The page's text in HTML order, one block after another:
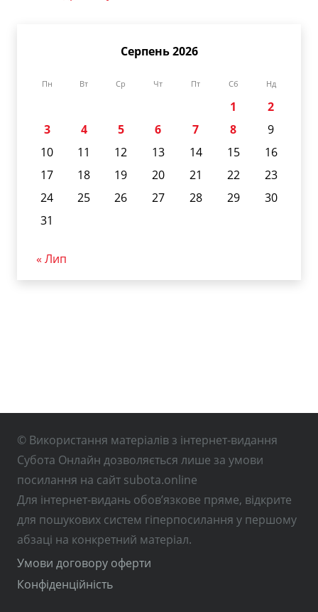
Серпень 2026
Пн Вт Ср Чт Пт Сб Нд
1
2
3
4 5 6 7 8
9
10
11 12 13 14 15
16
17
18 19 20 21 22
23
24
25 26 27 28 29
30
31
« Лип
© Використання матеріалів з інтернет-видання
Субота Онлайн дозволяється лише за умови
посилання на сайт subota.online
Для інтернет-видань обов’язкове пряме, відкрите
для пошукових систем гіперпосилання у першому
абзаці на конкретний матеріал.
Умови договору оферти
Конфіденційність